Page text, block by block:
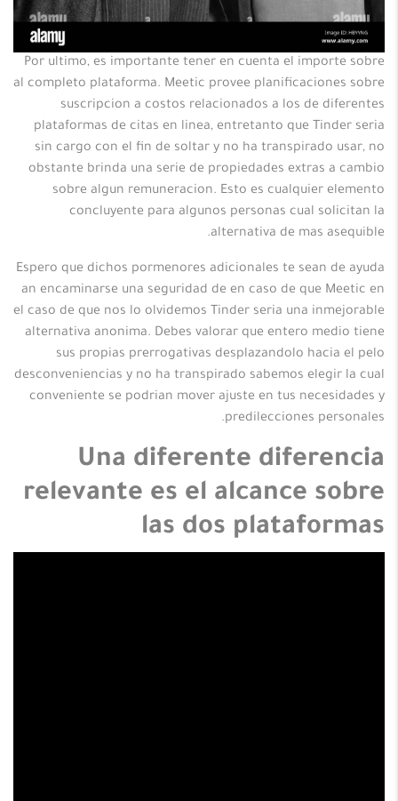
Por ultimo, es importante tener en cuenta el importe sobre
al completo plataforma. Meetic provee planificaciones sobre
suscripcion a costos relacionados a los de diferentes
plataformas de citas en linea, entretanto que Tinder seria
sin cargo con el fin de soltar y no ha transpirado usar, no
obstante brinda una serie de propiedades extras a cambio
sobre algun remuneracion. Esto es cualquier elemento
concluyente para algunos personas cual solicitan la
alternativa de mas asequible.
Espero que dichos pormenores adicionales te sean de ayuda
an encaminarse una seguridad de en caso de que Meetic en
el caso de que nos lo olvidemos Tinder seria una inmejorable
alternativa anonima. Debes valorar que entero medio tiene
sus propias prerrogativas desplazandolo hacia el pelo
desconveniencias y no ha transpirado sabemos elegir la cual
conveniente se podrian mover ajuste en tus necesidades y
predilecciones personales.
Una diferente diferencia
relevante es el alcance sobre
las dos plataformas